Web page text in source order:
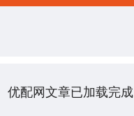
优配网文章已加载完成